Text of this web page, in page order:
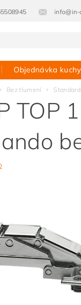
info@in-
Objednávka
Bez tlumení
TOP